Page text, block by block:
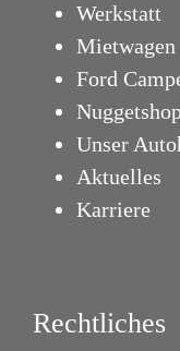
Werkstatt
Mietwagen
Ford
Unser
Aktuelles
Karriere
Rechtliches